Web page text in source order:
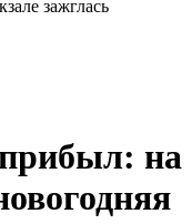
зажглась
на